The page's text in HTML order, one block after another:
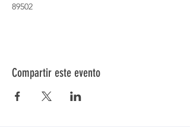
89502
Compartir este evento